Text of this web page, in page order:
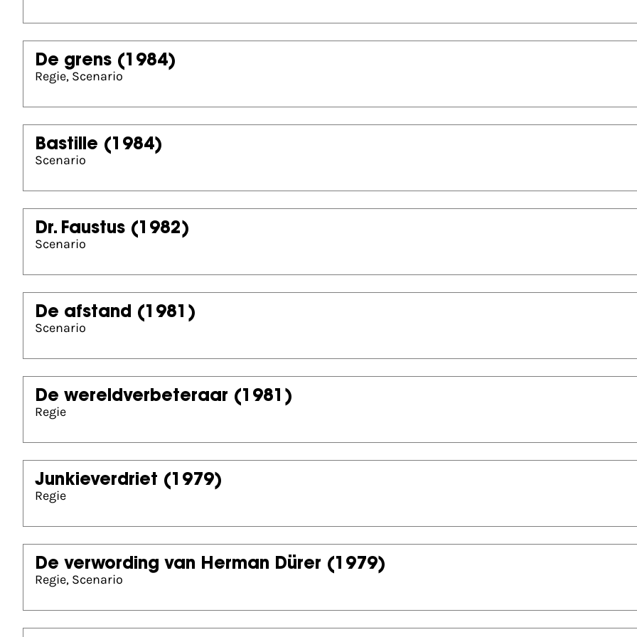
De grens (1984)
Regie, Scenario
Bastille (1984)
Scenario
Dr. Faustus (1982)
Scenario
De afstand (1981)
Scenario
De wereldverbeteraar (1981)
Regie
Junkieverdriet (1979)
Regie
De verwording van Herman Dürer (1979)
Regie, Scenario